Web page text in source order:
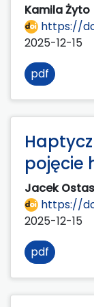
Kamila Żyto
https://
2025-12-15
pdf
pojęcie
Jacek
https://
2025-12-15
pdf